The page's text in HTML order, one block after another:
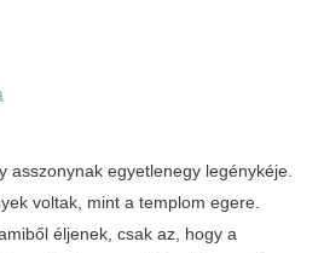
asszonynak egyetlenegy legénykéje.
voltak, mint a templom egere.
éljenek, csak az, hogy a